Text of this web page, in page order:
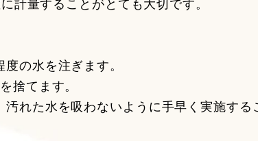
計量することがとても大切です。
の水を注ぎます。
捨てます。
れた水を吸わないように手早く実施する